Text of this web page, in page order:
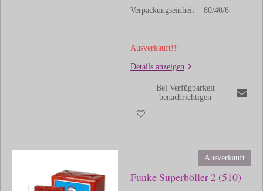
Verpackungseinheit = 80/40/6
Ausverkauft!!!
Details anzeigen
Bei Verfügbarkeit
benachrichtigen
Ausverkauft
Funke Superböller 2 (510)